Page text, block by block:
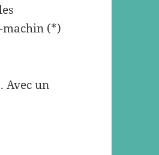
machin (*)
Avec un